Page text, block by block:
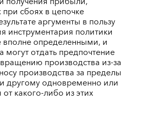
сбоях в цепочке
аргументы в пользу
инструментария политики
вполне определенными, и
могут отдать предпочтение
производства из-за
производства за пределы
другому одновременно или
какого-либо из этих